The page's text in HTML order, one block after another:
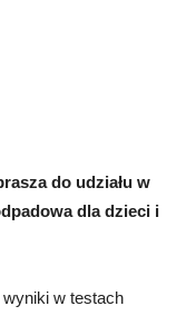
do udziału w
dla dzieci i
w testach